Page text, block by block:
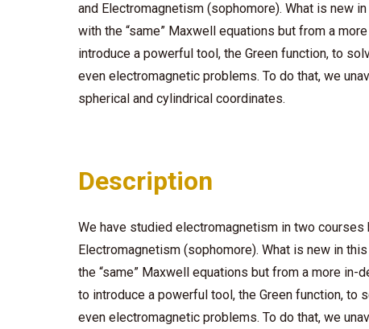
and Electromagnetism (sophomore). What is new
with the “same” Maxwell equations but from a
introduce a powerful tool, the Green function, to
even electromagnetic problems. To do that, we
spherical and cylindrical coordinates.
Description
We have studied electromagnetism in two courses
Electromagnetism (sophomore). What is new in
the “same” Maxwell equations but from a more in-
to introduce a powerful tool, the Green function, to
even electromagnetic problems. To do that, we